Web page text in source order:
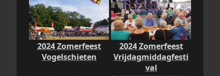
2024 Zomerfeest
Vogelschieten
2024 Zomerfeest
Vrijdagmiddagfesti
val